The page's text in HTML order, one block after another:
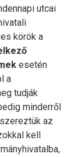
utcai
körök a
esetén
a
tudják
minderről
az
kell